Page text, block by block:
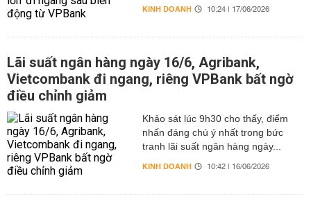
KINH DOANH 10:24 | 17/06/2026
Lãi suất ngân hàng ngày 16/6, Agribank,
Vietcombank đi ngang, riêng VPBank bất ngờ
điều chỉnh giảm
Khảo sát lúc 9h30 cho thấy, điểm
nhấn đáng chú ý nhất trong bức
tranh lãi suất ngân hàng ngày...
KINH DOANH 10:42 | 16/06/2026